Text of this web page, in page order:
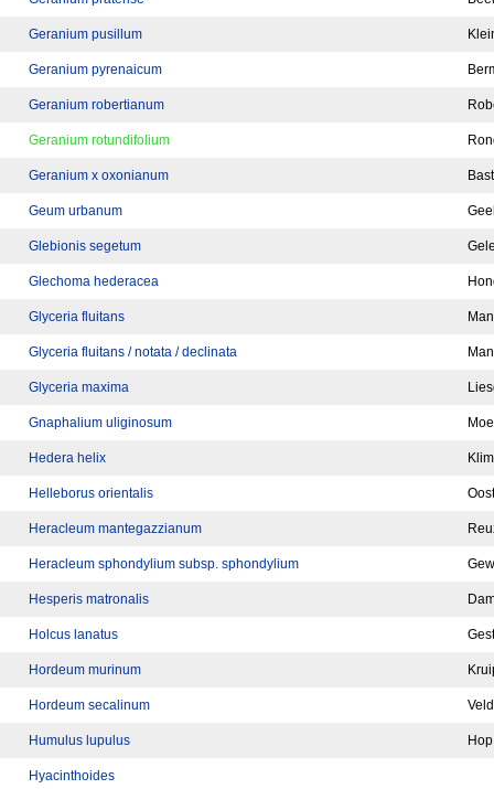
Geranium pusillum
Geranium pyrenaicum
Geranium robertianum
Geranium rotundifolium
Geranium x oxonianum
Geum urbanum
Glebionis segetum
Glechoma hederacea
Glyceria fluitans
Glyceria fluitans / notata / declinata
Glyceria maxima
Gnaphalium uliginosum
Hedera helix
Helleborus orientalis
Heracleum mantegazzianum
Heracleum sphondylium subsp. sphondylium
Hesperis matronalis
Holcus lanatus
Hordeum murinum
Hordeum secalinum
Humulus lupulus Hop
Hyacinthoides